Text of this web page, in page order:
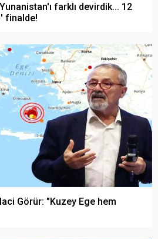
farklı devirdik... 12
finalde!
Görür: "Kuzey Ege hem